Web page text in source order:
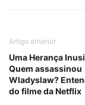
Artigo anterior
Uma Herança
Quem assassinou
Wladyslaw?
do filme da Netflix